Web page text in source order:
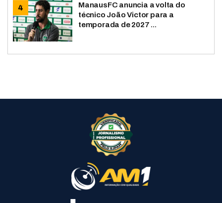
ManausFC anuncia a volta do
técnico João Victor para a
temporada de 2027 ...